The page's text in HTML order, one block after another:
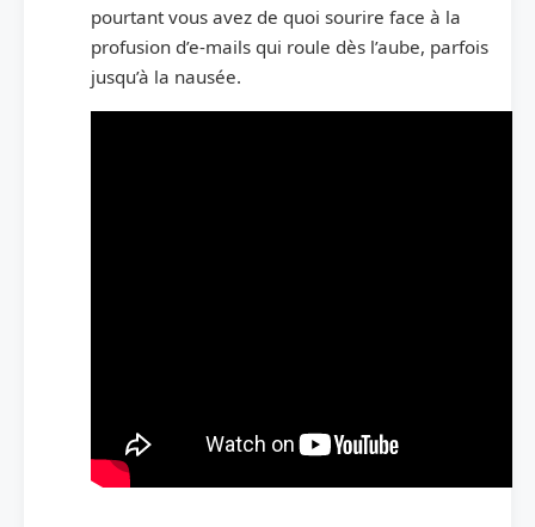
pourtant vous avez de quoi sourire face à la
profusion d’e-mails qui roule dès l’aube, parfois
jusqu’à la nausée.